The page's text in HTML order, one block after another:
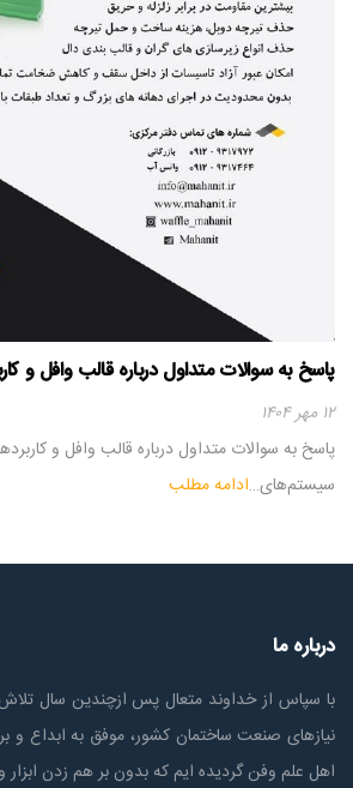
پاسخ به سوالات متداول درباره قالب وافل و
۱۲ مهر ۱۴۰۴
پاسخ به سوالات متداول درباره قالب وافل و
سیستم‌های…ادامه مطلب
درباره ما
با سپاس از خداوند متعال پس ازچندين سال
نیازهای صنعت ساختمان كشور، موفق به ابداع و
اهل علم وفن گردیده ایم که بدون بر هم زدن